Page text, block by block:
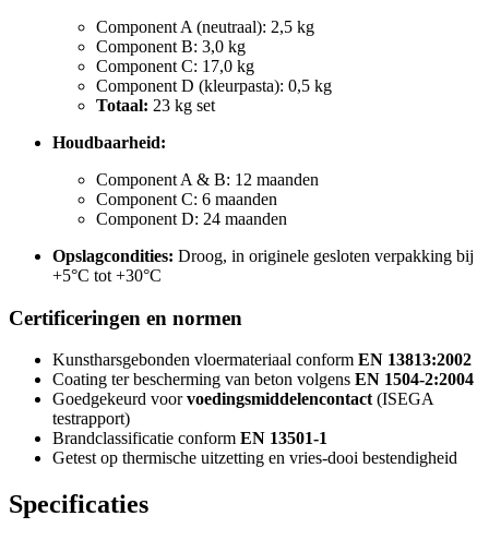
Component A (neutraal): 2,5 kg
Component B: 3,0 kg
Component C: 17,0 kg
Component D (kleurpasta): 0,5 kg
Totaal: 23 kg set
Houdbaarheid:
Component A & B: 12 maanden
Component C: 6 maanden
Component D: 24 maanden
Opslagcondities: Droog, in originele gesloten verpakking bij
+5°C tot +30°C
Certificeringen en normen
Kunstharsgebonden vloermateriaal conform EN 13813:2002
Coating ter bescherming van beton volgens EN 1504-2:2004
Goedgekeurd voorvoedingsmiddelencontact(ISEGA
testrapport)
Brandclassificatie conform EN 13501-1
Getest op thermische uitzetting en vries-dooi bestendigheid
Specificaties